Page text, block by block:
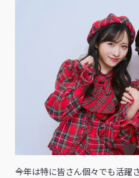
――今年は特に皆さん個々でも活